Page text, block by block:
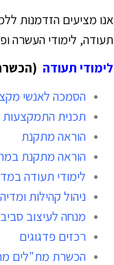
אנו מציעים הזדמנות
תעודה, לימודי העשרה
לימודי תעודה
הסמכה לאנשי
תכנית התמקצעות
הוראה מתקנת
הוראה מתקנת
לימודי תעודה
ניהול קהילות
מנחה לעיצוב
רכזים פדגוגים
הכשרת מת"לים